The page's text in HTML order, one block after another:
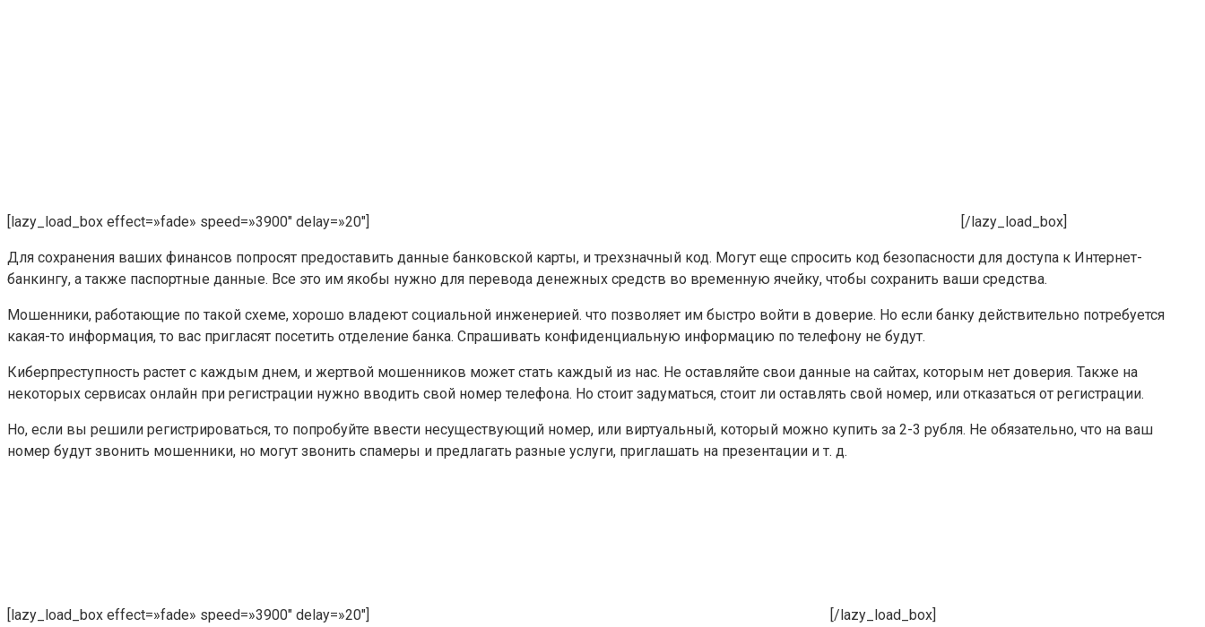
[lazy_load_box effect=»fade» speed=»3900″ delay=»20″] [/lazy_load_box]
Для сохранения ваших финансов попросят предоставить данные банковской карты, и трехзначный код. Могут еще спросить код безопасности для доступа к Интернет-
банкингу, а также паспортные данные. Все это им якобы нужно для перевода денежных средств во временную ячейку, чтобы сохранить ваши средства.
Мошенники, работающие по такой схеме, хорошо владеют социальной инженерией. что позволяет им быстро войти в доверие. Но если банку действительно потребуется
какая-то информация, то вас пригласят посетить отделение банка. Спрашивать конфиденциальную информацию по телефону не будут.
Киберпреступность растет с каждым днем, и жертвой мошенников может стать каждый из нас. Не оставляйте свои данные на сайтах, которым нет доверия. Также на
некоторых сервисах онлайн при регистрации нужно вводить свой номер телефона. Но стоит задуматься, стоит ли оставлять свой номер, или отказаться от регистрации.
Но, если вы решили регистрироваться, то попробуйте ввести несуществующий номер, или виртуальный, который можно купить за 2-3 рубля. Не обязательно, что на ваш
номер будут звонить мошенники, но могут звонить спамеры и предлагать разные услуги, приглашать на презентации и т. д.
[lazy_load_box effect=»fade» speed=»3900″ delay=»20″] [/lazy_load_box]